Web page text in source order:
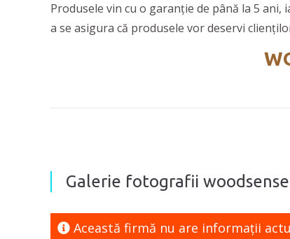
Produsele vin cu o garanție de până la 5
a se asigura că produsele vor deservi
Galerie fotografii
Această firmă nu are informaţii